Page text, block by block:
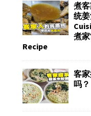
煮
统
煮
Recipe
客
吗？